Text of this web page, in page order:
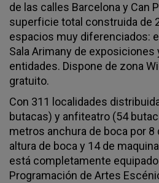
de las calles Barcelona y Can
superficie total construida de
espacios muy diferenciados:
Sala Arimany de exposiciones
entidades. Dispone de zona
gratuito.
Con 311 localidades
butacas) y anfiteatro (54
metros anchura de boca por
altura de boca y 14 de
está completamente
Programación de Artes